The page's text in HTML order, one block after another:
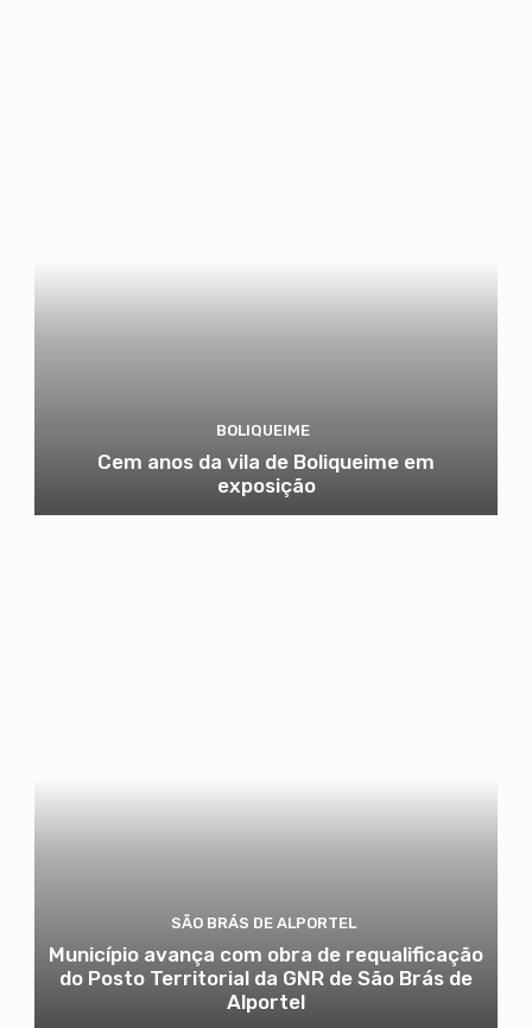
BOLIQUEIME
Cem anos da vila de Boliqueime em
exposição
SÃO BRÁS DE ALPORTEL
Município avança com obra de requalificação
do Posto Territorial da GNR de São Brás de
Alportel